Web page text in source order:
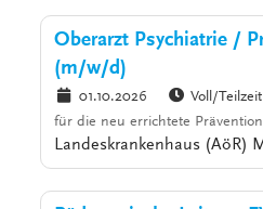
Oberarzt Psychiatrie /
(m/w/d)
01.10.2026 Voll/Teilzeit
für die neu errichtete
Landeskrankenhaus (AöR)